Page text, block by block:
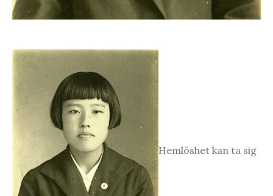
Hemlöshet kan ta sig